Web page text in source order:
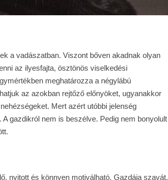
a vadászatban. Viszont bőven akadnak olyan
az ilyesfajta, ösztönös viselkedési
meghatározza a négylábú
az azokban rejtőző előnyöket, ugyanakkor
Mert azért utóbbi jelenség
gazdikról nem is beszélve. Pedig nem bonyolult
nyitott és könnyen motiválható. Gazdája szavát,